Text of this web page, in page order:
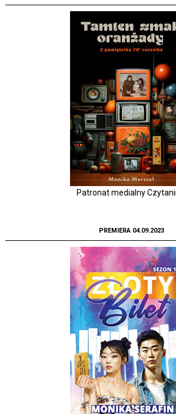
Patronat medialny
PREMIERA 04.09.2023